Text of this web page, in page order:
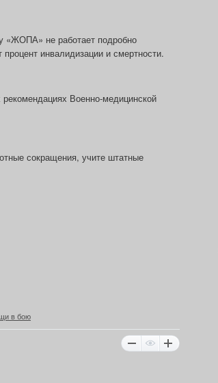
«ЖОПА» не работает подробно
инвалидизации и смертности.
Военно-медицинской
сокращения, учите штатные
в бою